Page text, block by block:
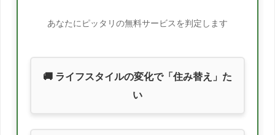
あなたにピッタリの無料サービスを判定します
🚚 ライフスタイルの変化で「住み替え」た
い